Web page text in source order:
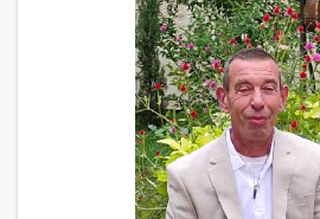
autant être trop locace. Je suis
avec très peu de défauts. Je
bienveillant, empathique,
respectueux, doux de
laisse « glisser » beaucoup de
m’éprenez pas Mesdames, si
j’aime me trahit une fois, il n’y
chance et je l’effacerai à «
Néanmoins, je suis un tout petit